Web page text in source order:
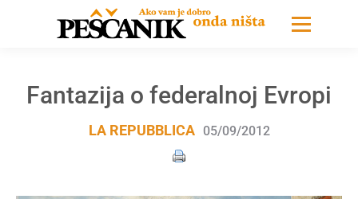
Fantazija o federalnoj Evropi
LA REPUBBLICA 05/09/2012